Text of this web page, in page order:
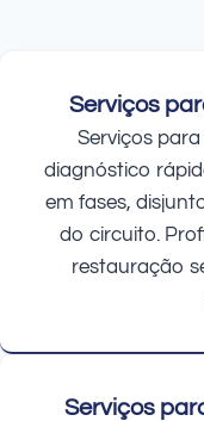
Serviços
Serviços
diagnóstico
em fases,
do circuito.
restauração
Serviços